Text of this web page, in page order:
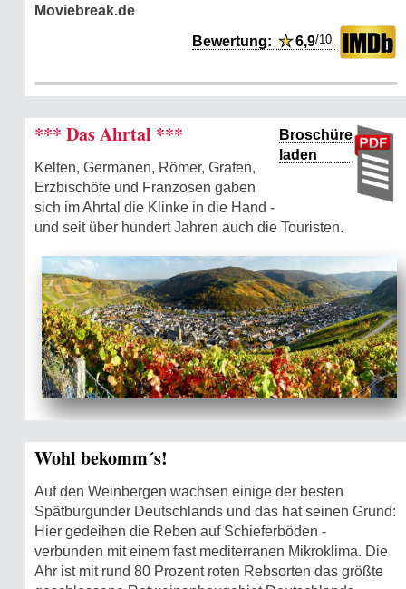
Moviebreak.de
Bewertung:★6,9/10
Broschüre
laden
*** Das Ahrtal ***
Kelten, Germanen, Römer, Grafen,
Erzbischöfe und Franzosen gaben
sich im Ahrtal die Klinke in die Hand -
und seit über hundert Jahren auch die Touristen.
Wohl bekomm´s!
Auf den Weinbergen wachsen einige der besten
Spätburgunder Deutschlands und das hat seinen Grund:
Hier gedeihen die Reben auf Schieferböden -
verbunden mit einem fast mediterranen Mikroklima. Die
Ahr ist mit rund 80 Prozent roten Rebsorten das größte